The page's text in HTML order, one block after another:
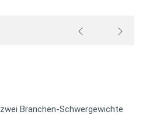
Branchen-Schwergewichte